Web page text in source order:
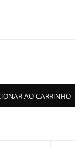
AO CARRINHO